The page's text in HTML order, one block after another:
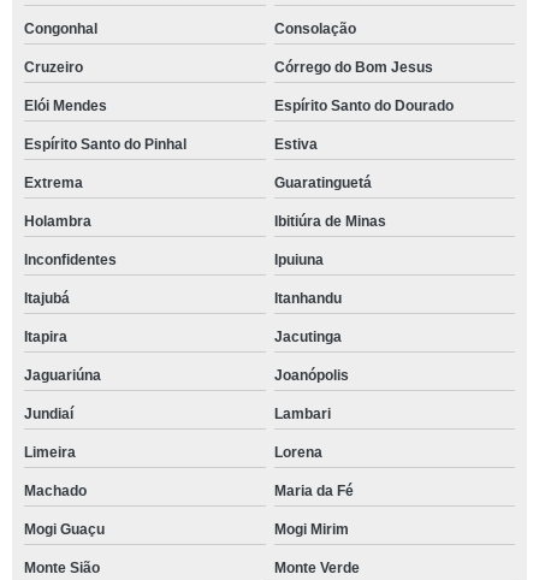
Congonhal Consolação
Cruzeiro Córrego do Bom Jesus
Elói Mendes Espírito Santo do Dourado
Espírito Santo do Pinhal Estiva
Extrema Guaratinguetá
Holambra Ibitiúra de Minas
Inconfidentes Ipuiuna
Itajubá Itanhandu
Itapira Jacutinga
Jaguariúna Joanópolis
Jundiaí Lambari
Limeira Lorena
Machado Maria da Fé
Mogi Guaçu Mogi Mirim
Monte Sião Monte Verde